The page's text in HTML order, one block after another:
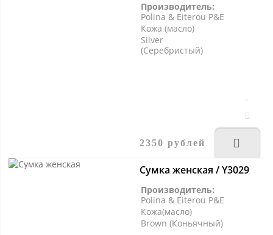
Производитель:
Polina & Eiterou P&E
Кожа (масло)
Silver
(Серебристый)
2350 рублей
Сумка женская / Y3029
Производитель:
Polina & Eiterou P&E
Кожа(масло)
Brown (Коньячный)